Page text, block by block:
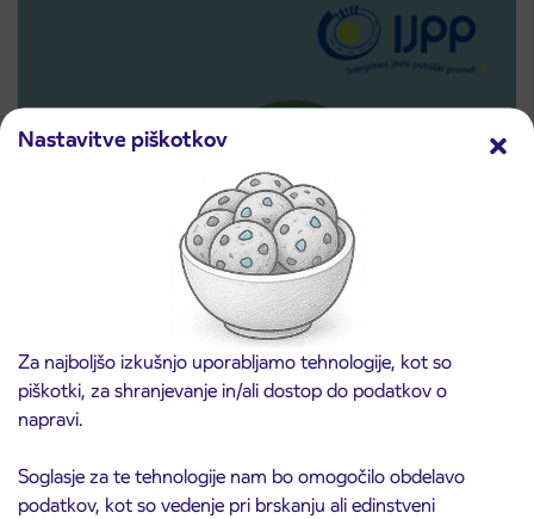
Nastavitve piškotkov
Za najboljšo izkušnjo uporabljamo tehnologije, kot so
piškotki, za shranjevanje in/ali dostop do podatkov o
napravi.
Soglasje za te tehnologije nam bo omogočilo obdelavo
podatkov, kot so vedenje pri brskanju ali edinstveni
Predprodaja dijaških subvencioniranih IJPP
vozovnic za šolsko leto 2026/2027 se začne
21. avgusta
Kranj
Preberite objavo